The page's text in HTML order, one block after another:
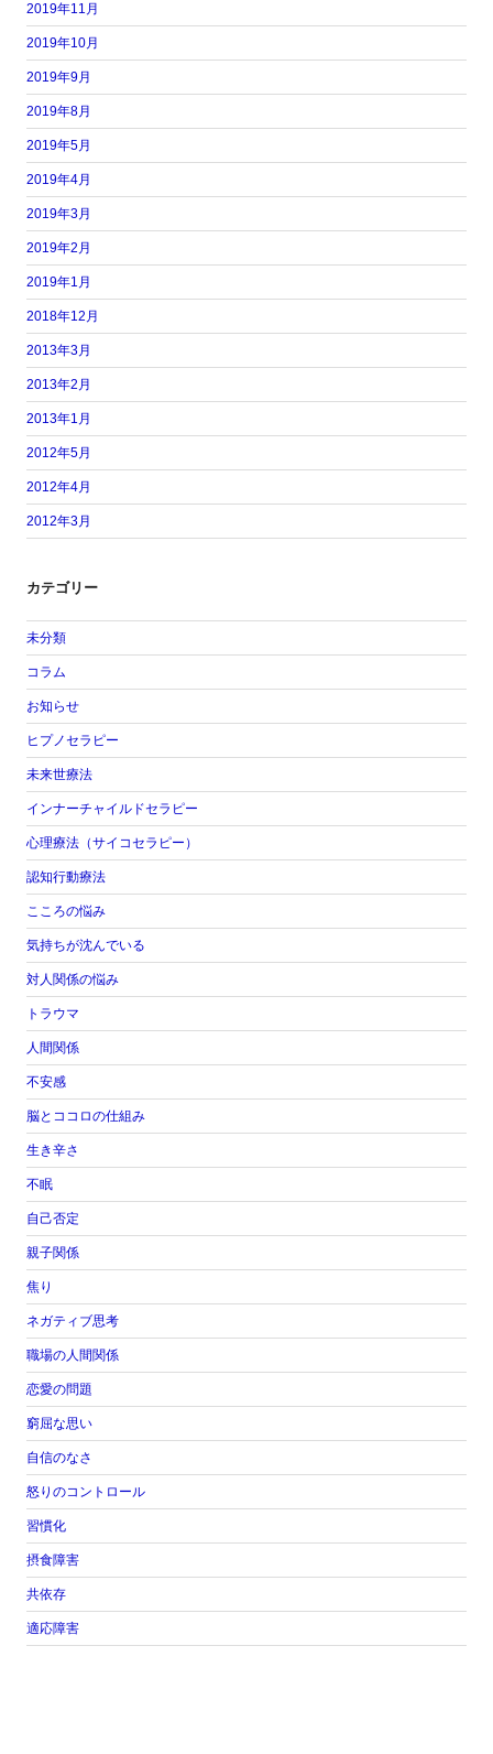
2019年11月
2019年10月
2019年9月
2019年8月
2019年5月
2019年4月
2019年3月
2019年2月
2019年1月
2018年12月
2013年3月
2013年2月
2013年1月
2012年5月
2012年4月
2012年3月
カテゴリー
未分類
コラム
お知らせ
ヒプノセラピー
未来世療法
インナーチャイルドセラピー
心理療法（サイコセラピー）
認知行動療法
こころの悩み
気持ちが沈んでいる
対人関係の悩み
トラウマ
人間関係
不安感
脳とココロの仕組み
生き辛さ
不眠
自己否定
親子関係
焦り
ネガティブ思考
職場の人間関係
恋愛の問題
窮屈な思い
自信のなさ
怒りのコントロール
習慣化
摂食障害
共依存
適応障害